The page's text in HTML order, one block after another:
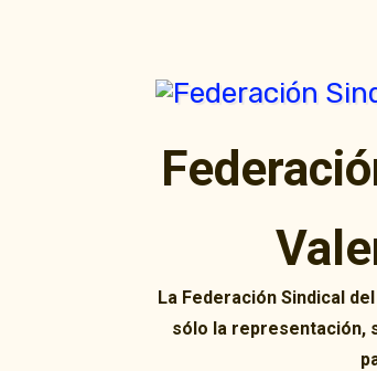
La Federación Sindical
sólo la representación,